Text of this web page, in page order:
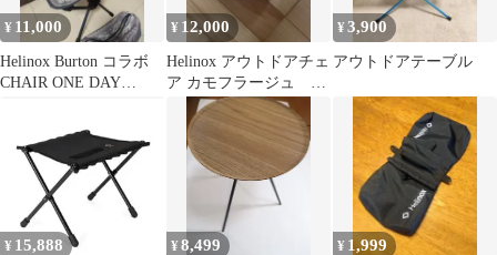
¥ 11,000
Helinox Burton コラボ
CHAIR ONE DAY
¥ 12,000
Helinox アウトドアチェ
ア カモフラージュ チ
ェアワンミニ
¥3,900
アウトドアテーブル
¥ 15,888 ¥8,499 ¥ 1,999